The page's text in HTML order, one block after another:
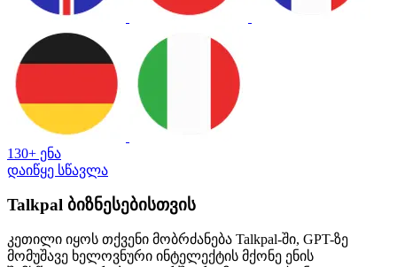
130+ ენა
დაიწყე სწავლა
Talkpal ბიზნესებისთვის
კეთილი იყოს თქვენი მობრძანება Talkpal-ში, GPT-ზე
მომუშავე ხელოვნური ინტელექტის მქონე ენის